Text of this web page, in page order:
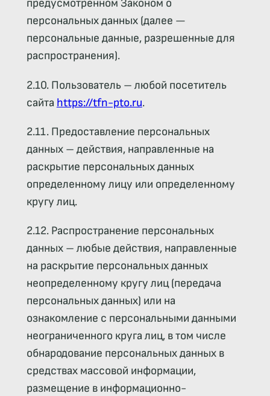
предусмотренном Законом о
персональных данных (далее —
персональные данные, разрешенные для
распространения).
2.10. Пользователь – любой посетитель
сайта https://tfn-pto.ru.
2.11. Предоставление персональных
данных – действия, направленные на
раскрытие персональных данных
определенному лицу или определенному
кругу лиц.
2.12. Распространение персональных
данных – любые действия, направленные
на раскрытие персональных данных
неопределенному кругу лиц (передача
персональных данных) или на
ознакомление с персональными данными
неограниченного круга лиц, в том числе
обнародование персональных данных в
средствах массовой информации,
размещение в информационно-